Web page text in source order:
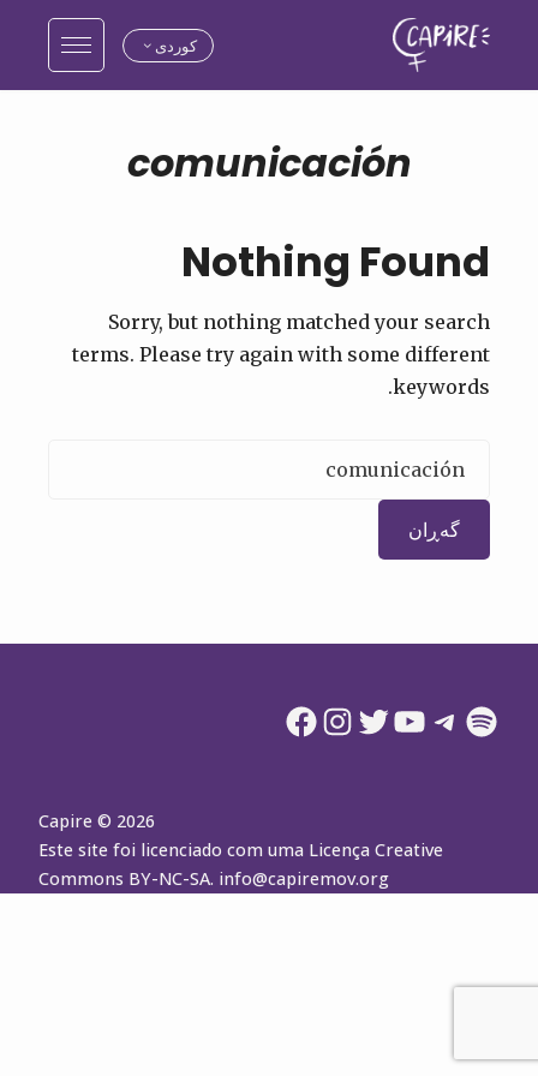
کوردی
comunicación
Nothing Found
Sorry, but nothing matched your search
terms. Please try again with some different
keywords.
گەڕان
Spotify
Telegram
YouTube
Twitter
Instagram
Facebook
Capire © 2026
Este site foi licenciado com uma Licença Creative
Commons BY-NC-SA. info@capiremov.org